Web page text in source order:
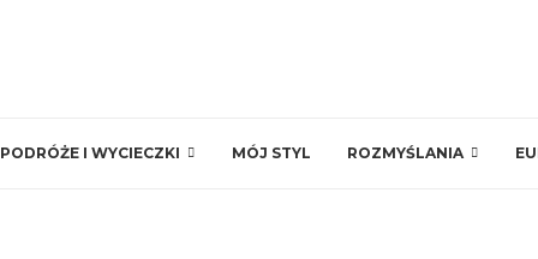
PODRÓŻE I WYCIECZKI MÓJ STYL ROZMYŚLANIA